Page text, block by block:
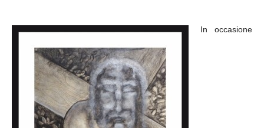
In occasione